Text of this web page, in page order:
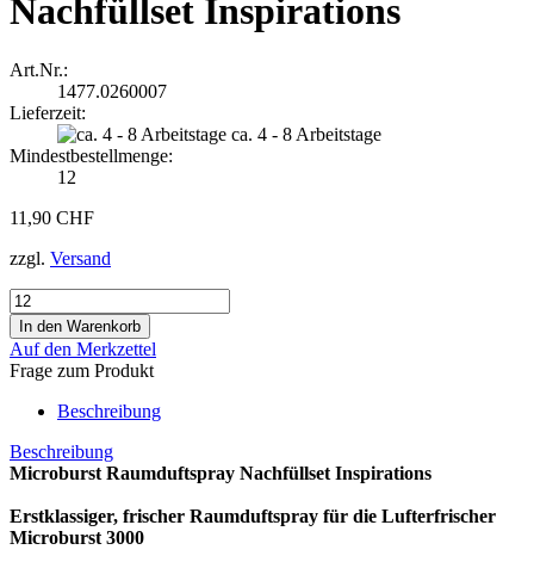
Nachfüllset Inspirations
Art.Nr.:
1477.0260007
Lieferzeit:
ca. 4 - 8 Arbeitstage
Mindestbestellmenge:
12
11,90 CHF
zzgl. Versand
Auf den Merkzettel
Frage zum Produkt
Beschreibung
Beschreibung
Microburst Raumduftspray Nachfüllset Inspirations
Erstklassiger, frischer Raumduftspray für die Lufterfrischer
Microburst 3000